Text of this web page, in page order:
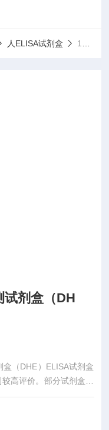
人ELISA试剂盒 100T;200T组织活性氧（ROS）检测试剂盒（DHE）
试剂盒（DH
（DHE）ELISA试剂盒
高评价。部分试剂盒使
，灵敏度高，重复性高